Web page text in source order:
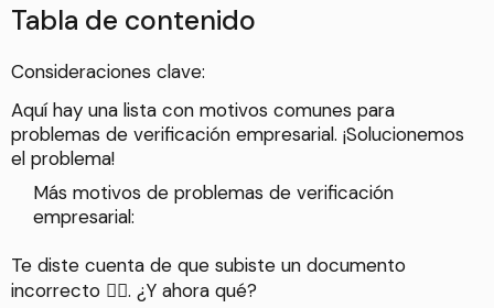
Tabla de contenido
Consideraciones clave:
Aquí hay una lista con motivos comunes para
problemas de verificación empresarial. ¡Solucionemos
el problema!
Más motivos de problemas de verificación
empresarial:
Te diste cuenta de que subiste un documento
incorrecto 🤦‍♀. ¿Y ahora qué?